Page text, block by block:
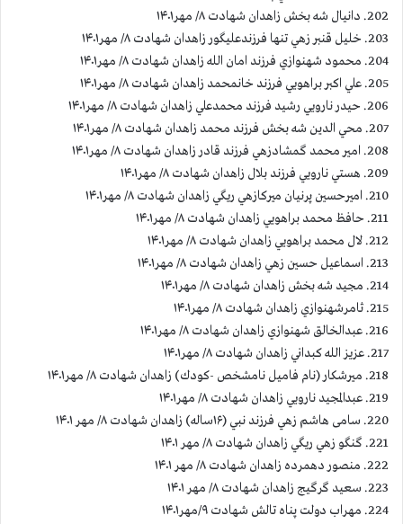
202. دانيال شه بخش زاهدان شهادت ۸/ مهر۱۴۰۱
203. خليل قنبر زهي تنها فرزندعليگور زاهدان شهادت ۸/ مهر۱۴۰۱
204. محمود شهنوازي فرزند امان الله زاهدان شهادت ۸/ مهر۱۴۰۱
205. علي اكبر براهويي فرزند خانمحمد زاهدان شهادت ۸/ مهر۱۴۰۱
206. حيدر نارويي رشيد فرزند محمدعلي زاهدان شهادت ۸/ مهر۱۴۰۱
207. محي الدين شه بخش فرزند محمد زاهدان شهادت ۸/ مهر۱۴۰۱
208. امير محمد گمشادزهي فرزند قادر زاهدان شهادت ۸/ مهر۱۴۰۱
209. هستي نارويي فرزند بلال زاهدان شهادت ۸/ مهر۱۴۰۱
210. اميرحسين پرنيان ميركازهي ريگي زاهدان شهادت ۸/ مهر۱۴۰۱
211. حافظ محمد براهويي زاهدان شهادت ۸/ مهر۱۴۰۱
212. لال محمد براهويي زاهدان شهادت ۸/ مهر۱۴۰۱
213. اسماعيل حسين زهي زاهدان شهادت ۸/ مهر۱۴۰۱
214. مجيد شه بخش زاهدان شهادت ۸/ مهر۱۴۰۱
215. ثامرشهنوازي زاهدان شهادت ۸/ مهر۱۴۰۱
216. عبدالخالق شهنوازي زاهدان شهادت ۸/ مهر۱۴۰۱
217. عزيز الله كبداني زاهدان شهادت ۸/ مهر۱۴۰۱
218. ميرشكار (نام فامیل نامشخص -كودك) زاهدان شهادت ۸/ مهر۱۴۰۱
219. عبدالمجيد نارويي زاهدان شهادت ۸/ مهر۱۴۰۱
220. سامی هاشم زهي فرزند نبي (۱۶ساله) زاهدان شهادت ۸/ مهر ۱۴۰۱
221. گنگو زهي ريگي زاهدان شهادت ۸/ مهر ۱۴۰۱
222. منصور دهمرده زاهدان شهادت ۸/ مهر ۱۴۰۱
223. سعید گرگيج زاهدان شهادت ۸/ مهر ۱۴۰۱
224. مهراب دولت پناه تالش شهادت ۹/مهر۱۴۰۱